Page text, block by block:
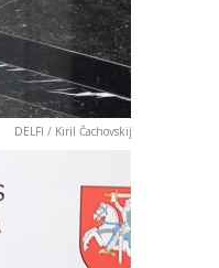
DELFI / Kiril Čachovskij